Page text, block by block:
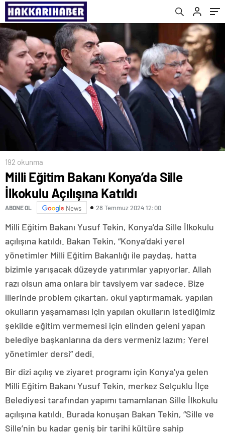
192 okunma
Milli Eğitim Bakanı Konya’da Sille
İlkokulu Açılışına Katıldı
ABONE OL News 28 Temmuz 2024 12:00
Milli Eğitim Bakanı Yusuf Tekin, Konya’da Sille İlkokulu
açılışına katıldı. Bakan Tekin, “Konya’daki yerel
yönetimler Milli Eğitim Bakanlığı ile paydaş, hatta
bizimle yarışacak düzeyde yatırımlar yapıyorlar. Allah
razı olsun ama onlara bir tavsiyem var sadece. Bize
illerinde problem çıkartan, okul yaptırmamak, yapılan
okulların yaşamaması için yapılan okulların istediğimiz
şekilde eğitim vermemesi için elinden geleni yapan
belediye başkanlarına da ders vermeniz lazım; Yerel
yönetimler dersi” dedi.
Bir dizi açılış ve ziyaret programı için Konya’ya gelen
Milli Eğitim Bakanı Yusuf Tekin, merkez Selçuklu İlçe
Belediyesi tarafından yapımı tamamlanan Sille İlkokulu
açılışına katıldı. Burada konuşan Bakan Tekin, “Sille ve
Sille’nin bu kadar geniş bir tarihi kültüre sahip